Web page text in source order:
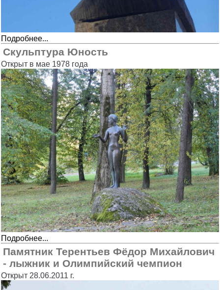
Подробнее...
Скульптура Юность
Открыт в мае 1978 года
Подробнее...
Памятник Терентьев Фёдор Михайлович
- лыжник и Олимпийский чемпион
Открыт 28.06.2011 г.